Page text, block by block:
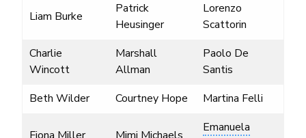
Liam Burke
Patrick
Heusinger
Lorenzo
Scattorin
Charlie
Wincott
Marshall
Allman
Paolo De
Santis
Beth Wilder
Courtney Hope Martina Felli
Emanuela